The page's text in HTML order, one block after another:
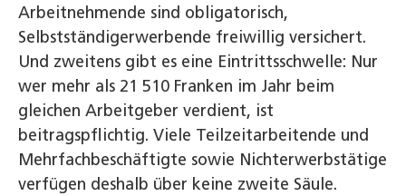
Arbeitnehmende sind obligatorisch,
Selbstständigerwerbende freiwillig versichert.
Und zweitens gibt es eine Eintrittsschwelle: Nur
wer mehr als 21 510 Franken im Jahr beim
gleichen Arbeitgeber verdient, ist
beitragspflichtig. Viele Teilzeitarbeitende und
Mehrfachbeschäftigte sowie Nichterwerbstätige
verfügen deshalb über keine zweite Säule.